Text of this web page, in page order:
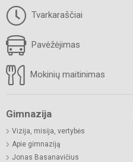
Tvarkaraščiai
Pavėžėjimas
Mokinių maitinimas
Gimnazija
Vizija, misija, vertybės
Apie gimnaziją
Jonas Basanavičius